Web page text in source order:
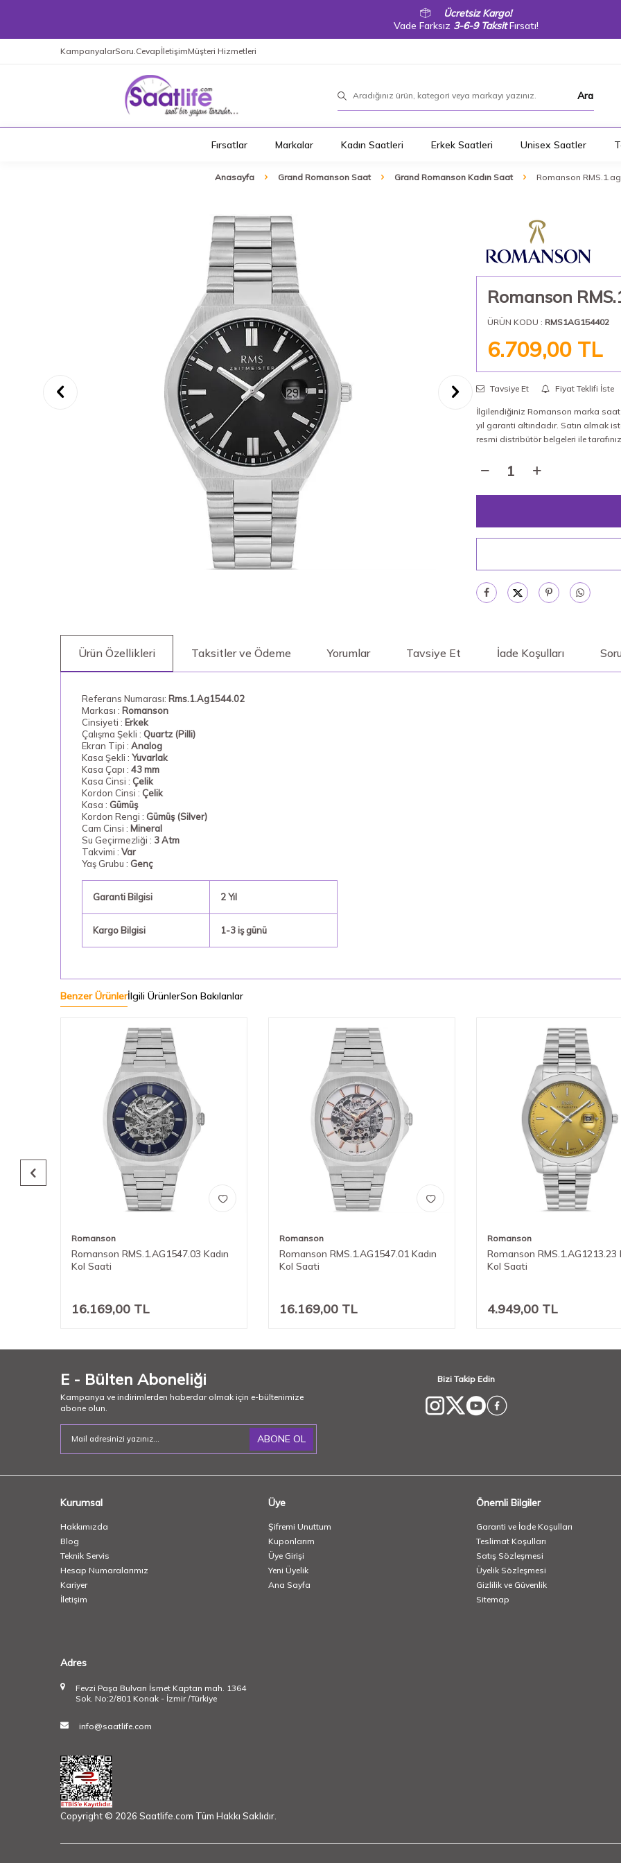
Ücretsiz Kargo!
Vade Farksız 3-6-9 TaksitFırsatı!
KampanyalarSoru.CevapİletişimMüşteri Hizmetleri
Ara
Fırsatlar Markalar Kadın Saatleri Erkek Saatleri Unisex Saatler
Anasayfa Grand Romanson Saat Grand Romanson Kadın Saat Romanson
Romanson
ÜRÜN KODU : RMS1AG154402
6.709,00 TL
Tavsiye Et Fiyat Teklifi İste
İlgilendiğiniz Romanson marka
yıl garanti altındadır. Satın almak
resmi distribütör belgeleri ile
Ürün Özellikleri Taksitler ve Ödeme Yorumlar Tavsiye Et İade Koşulları
Referans Numarası: Rms.1.Ag1544.02
Markası : Romanson
Cinsiyeti : Erkek
Çalışma Şekli : Quartz (Pilli)
Ekran Tipi : Analog
Kasa Şekli : Yuvarlak
Kasa Çapı : 43 mm
Kasa Cinsi : Çelik
Kordon Cinsi : Çelik
Kasa : Gümüş
Kordon Rengi : Gümüş (Silver)
Cam Cinsi : Mineral
Su Geçirmezliği : 3 Atm
Takvimi : Var
Yaş Grubu : Genç
Garanti Bilgisi 2 Yıl
Kargo Bilgisi 1-3 iş günü
Benzer Ürünlerİlgili ÜrünlerSon Bakılanlar
Romanson
Romanson RMS.1.AG1547.03 Kadın
Kol Saati
16.169,00 TL
Romanson
Romanson RMS.1.AG1547.01 Kadın
Kol Saati
16.169,00 TL
Romanson
Romanson RMS.1.AG1213.23
Kol Saati
4.949,00 TL
E - Bülten Aboneliği
Kampanya ve indirimlerden haberdar olmak için e-bültenimize
abone olun.
ABONE OL
Bizi Takip Edin
Kurumsal
Hakkımızda
Blog
Teknik Servis
Hesap Numaralarımız
Kariyer
İletişim
Üye
Şifremi Unuttum
Kuponlarım
Üye Girişi
Yeni Üyelik
Ana Sayfa
Önemli Bilgiler
Garanti ve İade Koşulları
Teslimat Koşulları
Satış Sözleşmesi
Üyelik Sözleşmesi
Gizlilik ve Güvenlik
Sitemap
Adres
Fevzi Paşa Bulvarı İsmet Kaptan mah. 1364
Sok. No:2/801 Konak - İzmir /Türkiye
info@saatlife.com
Copyright © 2026 Saatlife.com Tüm Hakkı Saklıdır.